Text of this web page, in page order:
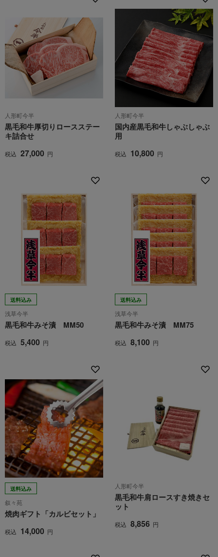
人形町今半
黒毛和牛厚切りロースステー
キ詰合せ
税込 27,000 円
人形町今半
国内産黒毛和牛しゃぶしゃぶ
用
税込 10,800 円
送料込み
浅草今半
黒毛和牛みそ漬 MM50
税込 5,400 円
送料込み
浅草今半
黒毛和牛みそ漬 MM75
税込 8,100 円
送料込み
叙々苑
焼肉ギフト「カルビセット」
税込 14,000 円
人形町今半
黒毛和牛肩ロースすき焼きセ
ット
税込 8,856 円